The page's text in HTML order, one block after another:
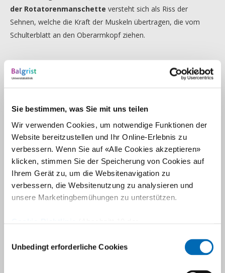
Sie bestimmen, was Sie mit uns teilen
Wir verwenden Cookies, um notwendige Funktionen der
Website bereitzustellen und Ihr Online-Erlebnis zu
verbessern. Wenn Sie auf «Alle Cookies akzeptieren»
klicken, stimmen Sie der Speicherung von Cookies auf
Ihrem Gerät zu, um die Websitenavigation zu
verbessern, die Websitenutzung zu analysieren und
unsere Marketingbemühungen zu unterstützen.
Unbedingt erforderliche Cookies
der Rotatorenmanschette versteht sich als Riss der
Sehnen, welche die Kraft der Muskeln übertragen, die vom
Schulterblatt an den Oberarmkopf ziehen.
Die inverse
ist eine häufige und
effektive Behandlungsmethode für Patienten mit
gleichzeitig irreparablen Sehnenriss. Die heute verwendeten
Implantate erlauben durch modulare Komponenten eine
Rekonstruktion des Schultergelenks mit verbesserter
Beweglichkeit und zuverlässiger Schmerzbefreiung.
Bei einer ausgerenkten (luxierten) Schulter
Oberarmkopf aus der Gelenkpfanne ausgekugelt. Dies kann zu
knöcherne Pfannenrand-Verletzung vorliegt, kann die Latarjet-